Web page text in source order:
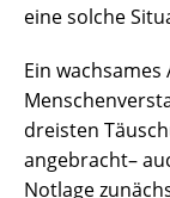
eine solche
Ein
dreisten
angebracht–
Notlage